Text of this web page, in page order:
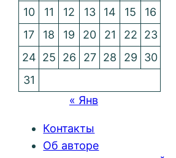
10
11 12 13 14 15
16
17
18 19 20 21 22
23
24 25 26 27 28 29
30
31
« Янв
Контакты
Об авторе